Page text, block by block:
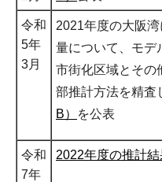
令和
5年
3月
2021年度の大阪
量について、モデ
市街化区域とその
部推計方法を精査
B）
を公表
令和
7年
2022年度の推計結